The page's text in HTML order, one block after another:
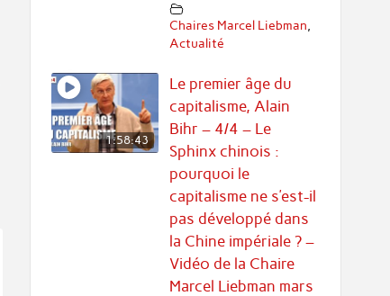
Chaires Marcel Liebman
Actualité
1:58:43
Le premier âge du
capitalisme, Alain
Bihr – 4/4 – Le
Sphinx chinois :
pourquoi le
capitalisme ne s’est-il
pas développé dans
la Chine impériale ? –
Vidéo de la Chaire
Marcel Liebman mars